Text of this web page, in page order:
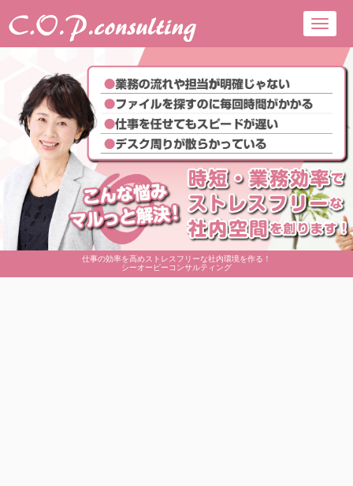
仕事の効率を高めストレスフリーな社内環境を作る！
シーオーピーコンサルティング